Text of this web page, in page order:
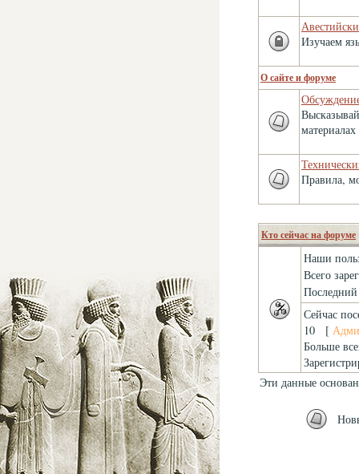
Изучаем
О сайте и форуме
Правила,
Кто сейчас на форуме
Наши
Всего
Последний
Сейчас
10 [
Больше
Эти данные